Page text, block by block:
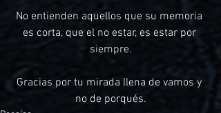
No entienden aquellos que su memoria
es corta, que el no estar, es estar por
siempre.
Gracias por tu mirada llena de vamos y
no de porqués.